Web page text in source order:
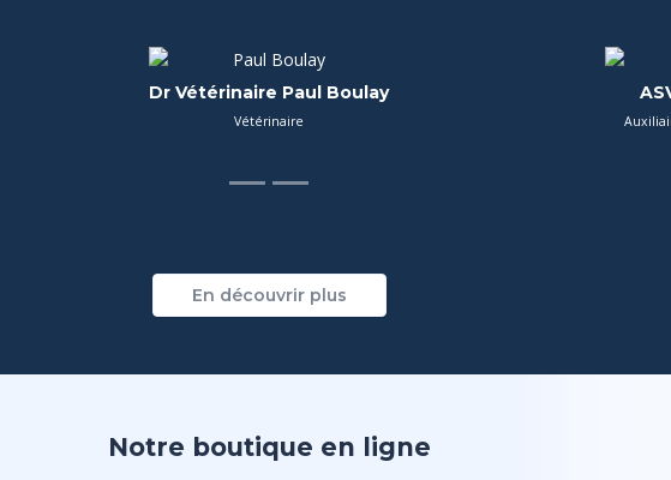
Docteur Vétérinaire MARJORIE MOINE
En découvrir plus
Notre boutique en ligne